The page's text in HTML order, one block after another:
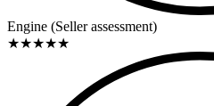
Engine (Seller assessment)
★★★★★